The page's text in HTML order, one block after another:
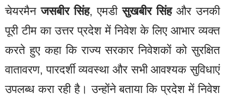
चेयरमैनजसबीर सिंह, एमडीसुखबीर सिंहऔर उनकी
पूरी टीम का उत्तर प्रदेश में निवेश के लिए आभार व्यक्त
करते हुए कहा कि राज्य सरकार निवेशकों को सुरक्षित
वातावरण, पारदर्शी व्यवस्था और सभी आवश्यक सुविधाएं
उपलब्ध करा रही है। उन्होंने बताया कि प्रदेश में निवेश